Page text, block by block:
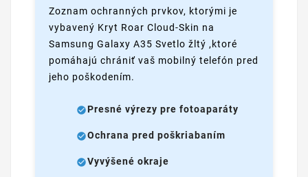
Zoznam ochranných prvkov, ktorými je
vybavený Kryt Roar Cloud-Skin na
Samsung Galaxy A35 Svetlo žltý ,ktoré
pomáhajú chrániť vaš mobilný telefón pred
jeho poškodením.
Presné výrezy pre fotoaparáty
Ochrana pred poškriabaním
Vyvýšené okraje